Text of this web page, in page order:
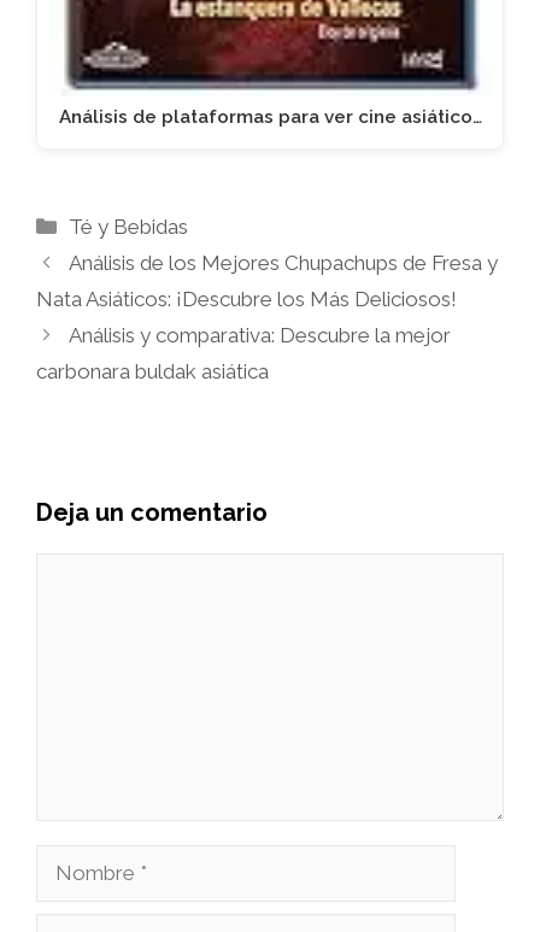
Análisis de plataformas para ver cine asiático…
Categorías
Té y Bebidas
Análisis de los Mejores Chupachups de Fresa y
Nata Asiáticos: ¡Descubre los Más Deliciosos!
Análisis y comparativa: Descubre la mejor
carbonara buldak asiática
Deja un comentario
Nombre